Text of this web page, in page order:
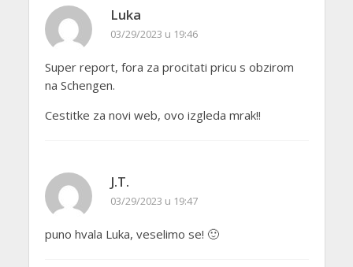
Luka
03/29/2023 u 19:46
Super report, fora za procitati pricu s obzirom
na Schengen.
Cestitke za novi web, ovo izgleda mrak!!
J.T.
03/29/2023 u 19:47
puno hvala Luka, veselimo se! 🙂